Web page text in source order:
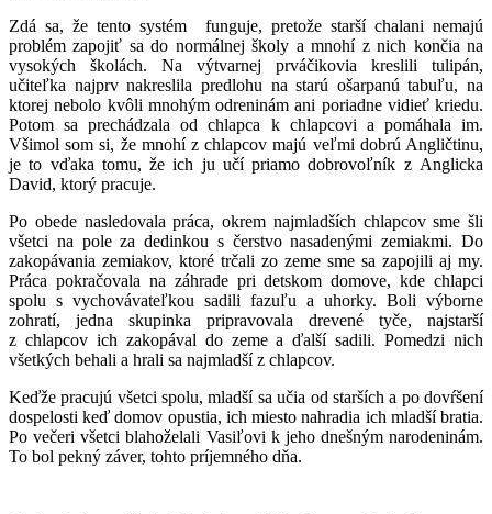
Zdá sa, že tento systém funguje, pretože starší chalani nemajú
problém zapojiť sa do normálnej školy a mnohí z nich končia na
vysokých školách. Na výtvarnej prváčikovia kreslili tulipán,
učiteľka najprv nakreslila predlohu na starú ošarpanú tabuľu, na
ktorej nebolo kvôli mnohým odreninám ani poriadne vidieť kriedu.
Potom sa prechádzala od chlapca k chlapcovi a pomáhala im.
Všimol som si, že mnohí z chlapcov majú veľmi dobrú Angličtinu,
je to vďaka tomu, že ich ju učí priamo dobrovoľník z Anglicka
David, ktorý pracuje.
Po obede nasledovala práca, okrem najmladších chlapcov sme šli
všetci na pole za dedinkou s čerstvo nasadenými zemiakmi. Do
zakopávania zemiakov, ktoré trčali zo zeme sme sa zapojili aj my.
Práca pokračovala na záhrade pri detskom domove, kde chlapci
spolu s vychovávateľkou sadili fazuľu a uhorky. Boli výborne
zohratí, jedna skupinka pripravovala drevené tyče, najstarší
z chlapcov ich zakopával do zeme a ďalší sadili. Pomedzi nich
všetkých behali a hrali sa najmladší z chlapcov.
Keďže pracujú všetci spolu, mladší sa učia od starších a po dovŕšení
dospelosti keď domov opustia, ich miesto nahradia ich mladší bratia.
Po večeri všetci blahoželali Vasiľovi k jeho dnešným narodeninám.
To bol pekný záver, tohto príjemného dňa.